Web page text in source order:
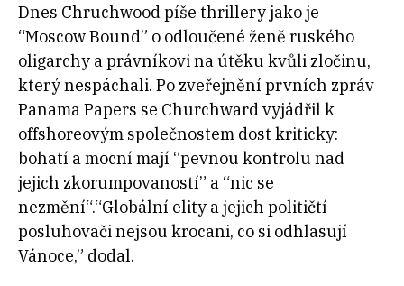
Dnes Chruchwood píše thrillery jako je
“Moscow Bound” o odloučené ženě ruského
oligarchy a právníkovi na útěku kvůli zločinu,
který nespáchali. Po zveřejnění prvních zpráv
Panama Papers se Churchward vyjádřil k
offshoreovým společnostem dost kriticky:
bohatí a mocní mají “pevnou kontrolu nad
jejich zkorumpovaností” a “nic se
nezmění“.“Globální elity a jejich političtí
posluhovači nejsou krocani, co si odhlasují
Vánoce,” dodal.